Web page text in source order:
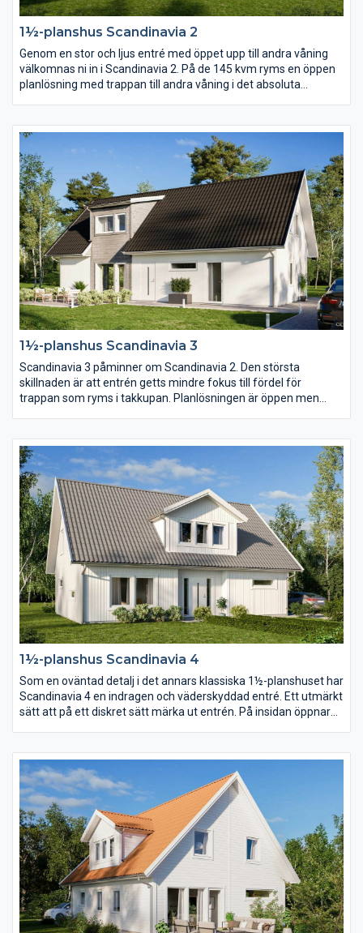
1½-planshus Scandinavia 2
Genom en stor och ljus entré med öppet upp till andra våning
välkomnas ni in i Scandinavia 2. På de 145 kvm ryms en öppen
planlösning med trappan till andra våning i det absoluta
1½-planshus Scandinavia 3
Scandinavia 3 påminner om Scandinavia 2. Den största
skillnaden är att entrén getts mindre fokus till fördel för
trappan som ryms i takkupan. Planlösningen är öppen men
så stor.
1½-planshus Scandinavia 4
Som en oväntad detalj i det annars klassiska 1½-planshuset har
Scandinavia 4 en indragen och väderskyddad entré. Ett utmärkt
sätt att på ett diskret sätt märka ut entrén. På insidan öppnar
Föräldrasovrummet placerar ni lika gärna på bottenvåningen
som en trappa upp.